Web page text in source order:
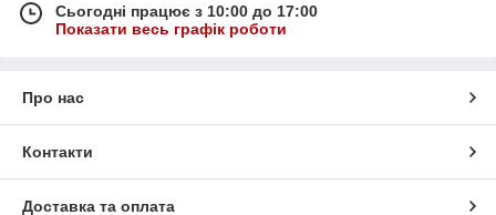
Сьогодні працює з 10:00 до 17:00
Показати весь графік роботи
Про нас
Контакти
Доставка та оплата